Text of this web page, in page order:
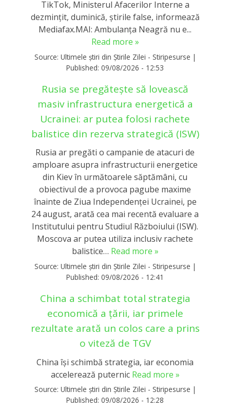
TikTok, Ministerul Afacerilor Interne a
dezmințit, duminică, știrile false, informează
Mediafax.MAI: Ambulanța Neagră nu e...
Read more »
Source: Ultimele știri din Știrile Zilei - Stiripesurse |
Published: 09/08/2026 - 12:53
Rusia se pregătește să lovească
masiv infrastructura energetică a
Ucrainei: ar putea folosi rachete
balistice din rezerva strategică (ISW)
Rusia ar pregăti o campanie de atacuri de
amploare asupra infrastructurii energetice
din Kiev în următoarele săptămâni, cu
obiectivul de a provoca pagube maxime
înainte de Ziua Independenței Ucrainei, pe
24 august, arată cea mai recentă evaluare a
Institutului pentru Studiul Războiului (ISW).
Moscova ar putea utiliza inclusiv rachete
balistice… Read more »
Source: Ultimele știri din Știrile Zilei - Stiripesurse |
Published: 09/08/2026 - 12:41
China a schimbat total strategia
economică a țării, iar primele
rezultate arată un colos care a prins
o viteză de TGV
China își schimbă strategia, iar economia
accelerează puternic Read more »
Source: Ultimele știri din Știrile Zilei - Stiripesurse |
Published: 09/08/2026 - 12:28